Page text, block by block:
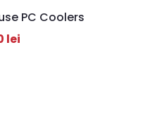
PC Coolers
lei